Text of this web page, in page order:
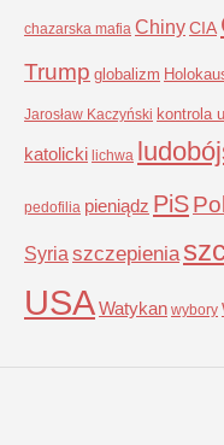
chazarska mafia ChinyCIA
Trump globalizm
Jarosław Kaczyński kontrola
katolicki lichwa
pedofilia pieniądz PiS
Syria szczepienia
USAWatykan wybory